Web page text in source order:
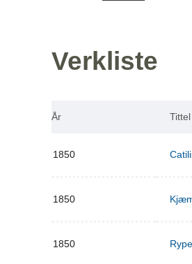
Verkliste
År Tittel
1850
1850
1850